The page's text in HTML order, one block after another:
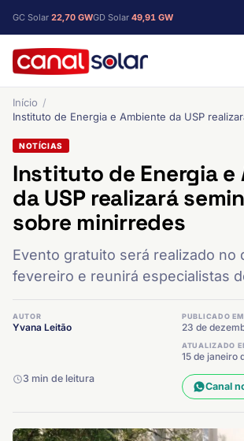
GC Solar 22,70 GWGD Solar 49,91 GW
Início
NOTÍCIAS
Instituto de Energia e
da USP realizará
sobre minirredes
Evento gratuito será realizado no
fevereiro e reunirá especialistas
AUTOR
Yvana Leitão
PUBLICADO EM
23 de
ATUALIZADO
15 de janeiro
3 min de leitura
Canal